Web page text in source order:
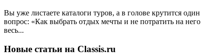
Вы уже листаете каталоги туров, а в голове крутится один
вопрос: «Как выбрать отдых мечты и не потратить на него
весь...
Новые статьи на Classis.ru